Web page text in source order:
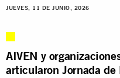
JUEVES, 11 DE JUNIO, 2026
AIVEN y
articularon Jornada de